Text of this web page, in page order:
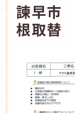
諫早市
根取替